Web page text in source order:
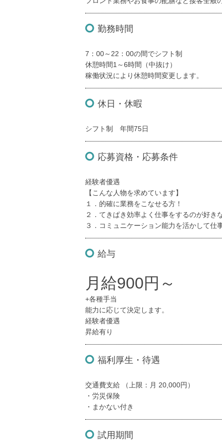
勤務時間
7：00～22：00の間でシフト制
休憩時間1～6時間（中抜け）
稼働状況により休憩時間変更します。
休日・休暇
シフト制 年間75日
応募資格・応募条件
経験者優遇
【こんな人物を求めています】
１．的確に業務をこなせる方！
２．てきぱき効率よく仕事をするのが好き
３．コミュニケーション能力を活かして仕
給与
月給900円～
+各種手当
能力に応じて決定します。
経験者優遇
昇給有り
福利厚生・待遇
交通費支給 （上限：月 20,000円）
・労災保険
・まかない付き
試用期間